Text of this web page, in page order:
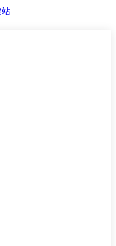
站